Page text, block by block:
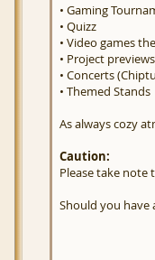
• Gaming
• Quizz
• Video games
• Project previews
• Concerts
• Themed Stands
As always cozy
Caution:
Please take
Should you have